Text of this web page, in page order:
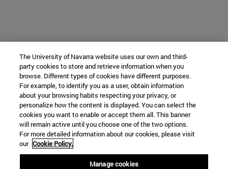
The University of Navarra website uses our own and third-
party cookies to store and retrieve information when you
browse. Different types of cookies have different purposes.
For example, to identify you as a user, obtain information
about your browsing habits respecting your privacy, or
personalize how the content is displayed. You can select the
cookies you want to enable or accept them all. This banner
will remain active until you choose one of the two options.
For more detailed information about our cookies, please visit
our Cookie Policy.
Manage cookies